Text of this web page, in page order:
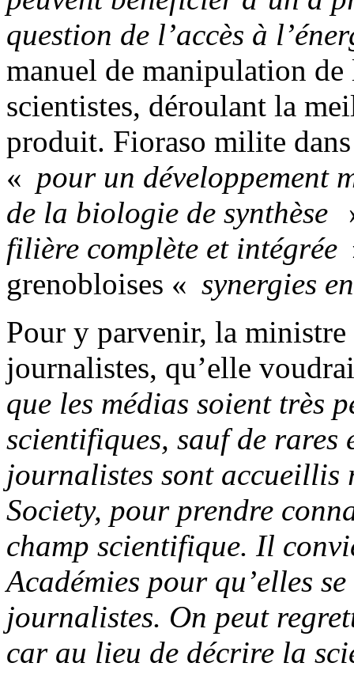
question de l’accès à
manuel de manipulation
scientistes, déroulant la
produit. Fioraso milite
« pour un développement
de la biologie de synthèse
filière complète et intégrée
grenobloises « synergies
Pour y parvenir, la
journalistes, qu’elle
que les médias soient très
scientifiques, sauf de rares
journalistes sont
Society, pour prendre
champ scientifique. Il
Académies pour qu’elles
journalistes. On peut
car au lieu de décrire la